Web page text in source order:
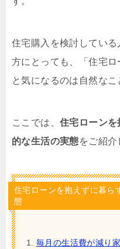
住宅購入を検討してい
方にとっても、「住宅ロ
と気になるのは自然なこ
ここでは、 住宅ローン
的な生活の実態をご紹介
住宅ローンを抱えずに暮ら
態
毎月の生活費が減り